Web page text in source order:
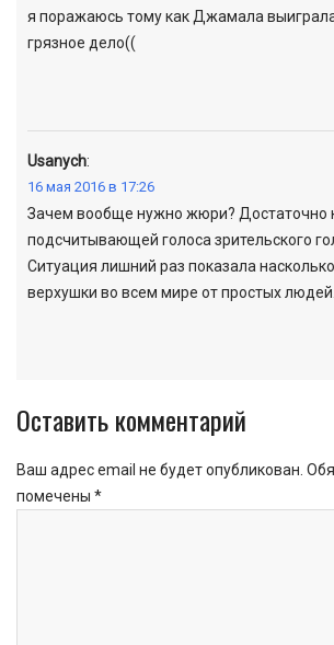
я поражаюсь тому как Джамала
грязное дело((
Usanych:
16 мая 2016 в 17:26
Зачем вообще нужно жюри? Достаточно
подсчитывающей голоса зрительского
Ситуация лишний раз показала
верхушки во всем мире от простых
Оставить комментарий
Ваш адрес email не будет опубликован.
помечены *